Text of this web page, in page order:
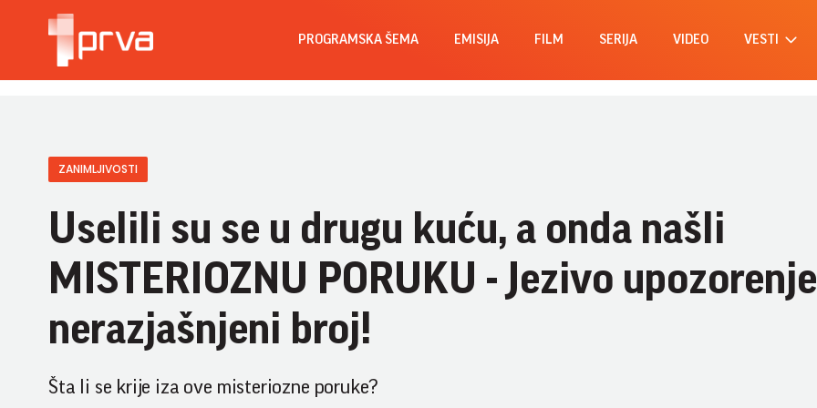
PROGRAMSKA ŠEMA EMISIJA FILM SERIJA VIDEO VESTI
ZANIMLJIVOSTI
Uselili su se u drugu kuću, a onda našli
MISTERIOZNU PORUKU - Jezivo
nerazjašnjeni broj!
Šta li se krije iza ove misteriozne poruke?